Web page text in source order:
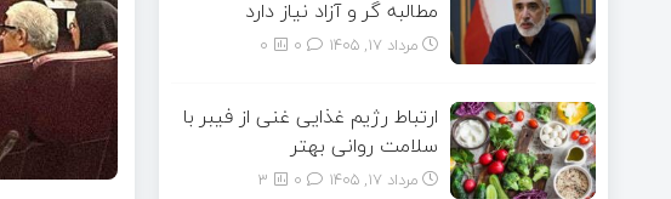
مطالبه گر و آزاد نیاز دارد
مرداد ۱۷, ۱۴۰۵ 0
ارتباط رژیم غذایی غنی از فیبر با
سلامت روانی بهتر
مرداد ۱۷, ۱۴۰۵ 3